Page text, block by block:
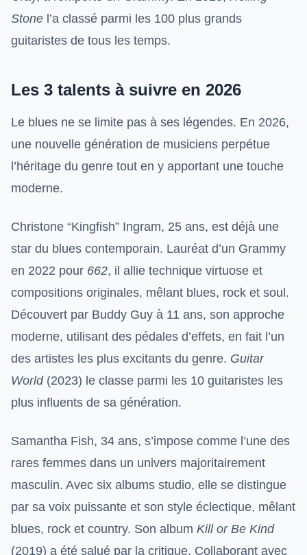
Stone l’a classé parmi les 100 plus grands
guitaristes de tous les temps.
Les 3 talents à suivre en 2026
Le blues ne se limite pas à ses légendes. En 2026,
une nouvelle génération de musiciens perpétue
l’héritage du genre tout en y apportant une touche
moderne.
Christone “Kingfish” Ingram, 25 ans, est déjà une
star du blues contemporain. Lauréat d’un Grammy
en 2022 pour 662, il allie technique virtuose et
compositions originales, mêlant blues, rock et soul.
Découvert par Buddy Guy à 11 ans, son approche
moderne, utilisant des pédales d’effets, en fait l’un
des artistes les plus excitants du genre. Guitar
World(2023) le classe parmi les 10 guitaristes les
plus influents de sa génération.
Samantha Fish, 34 ans, s’impose comme l’une des
rares femmes dans un univers majoritairement
masculin. Avec six albums studio, elle se distingue
par sa voix puissante et son style éclectique, mêlant
blues, rock et country. Son album Kill or Be Kind
(2019) a été salué par la critique. Collaborant avec